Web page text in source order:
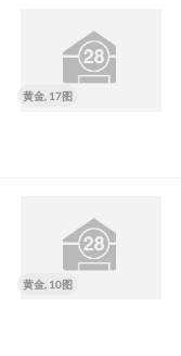
黄金, 17图
黄金, 10图